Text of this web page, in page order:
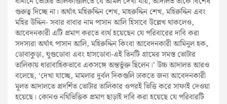
গুরুত্ব দিচ্ছে না। অর্থাৎ মহিরুদ্দিন শেখ, মাহরুদ্দিন শেখ, মহিরুদ্দিন এবং
মহির উদ্দিন- সবার বাবার নাম পাসান আলি হিসাবে উল্লেখ থাকলেও,
আবেদনকারী এটি প্রমাণ করতে ব্যর্থ হয়েছেন যে পরিবারের দাবি করা
সদস্যরা অর্থাৎ পাসান আলি, মহিরুদ্দিন কিংবা আবেদনকারী আমিনুল হক,
ডোবাকুড়া, ঘুগুডোবা এবং হাসডোবা-এই তিনটি গ্রামের সমস্ত ভোটার
তালিকায় ধারাবাহিকভাবে একসঙ্গে অন্তর্ভুক্ত ছিলেন।’ উচ্চ আদালত আরও
বলেছে, ‘দেখা যাচ্ছে, মামলার দুর্বল দিকগুলি ঢাকতে জন্য আবেদনকারী
মূলত আদালতে প্রদর্শিত ভোটার তালিকার ওপরই ভিত্তি করে সাফাই দেওয়া
হয়েছে। কোনও নথিভিত্তিক প্রমাণ ছাড়াই দাবি করা হয়েছে যে পরিবারটি